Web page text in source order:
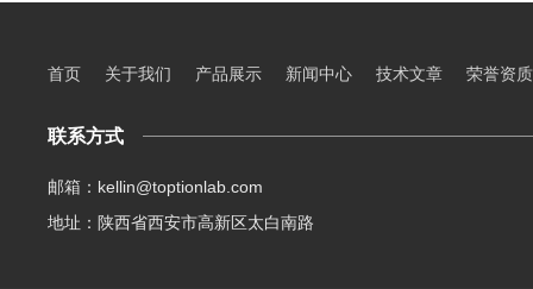
首页 关于我们 产品展示 新闻中心 技术文章 荣誉资质
联系方式
邮箱：kellin@toptionlab.com
地址：陕西省西安市高新区太白南路